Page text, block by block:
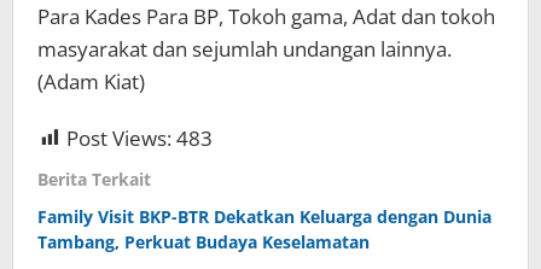
Para Kades Para BP, Tokoh gama, Adat dan tokoh
masyarakat dan sejumlah undangan lainnya.
(Adam Kiat)
Post Views:483
Berita Terkait
Family Visit BKP-BTR Dekatkan Keluarga dengan Dunia
Tambang, Perkuat Budaya Keselamatan